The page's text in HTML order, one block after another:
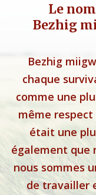
Le
Bezhig
Bezhig
chaque
comme une
même
était une
également que
nous sommes
de travailler